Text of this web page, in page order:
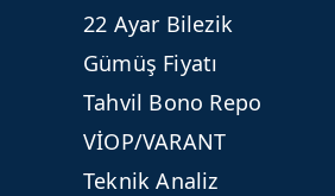
22 Ayar Bilezik
Gümüş Fiyatı
Tahvil Bono Repo
VİOP/VARANT
Teknik Analiz